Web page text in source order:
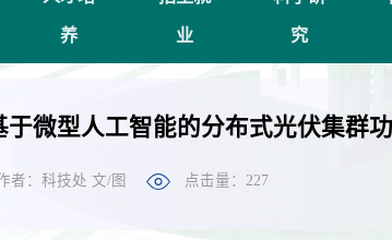
养
业
究
于微型人工智能的分布式光伏集群
者：科技处 文/图 点击量：227